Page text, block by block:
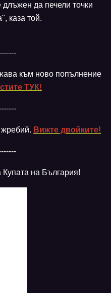
да печели точки
каза той.
към ново попълнение
ТУК!
жребий. Вижте двойките!
на България!